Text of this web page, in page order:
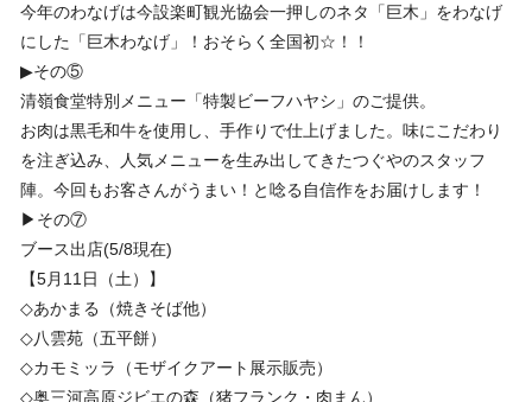
今年のわなげは今設楽町観光協会一押しのネタ「巨木」をわなげ
にした「巨木わなげ」！おそらく全国初☆！！
▶︎その⑤
清嶺食堂特別メニュー「特製ビーフハヤシ」のご提供。
お肉は黒毛和牛を使用し、手作りで仕上げました。味にこだわり
を注ぎ込み、人気メニューを生み出してきたつぐやのスタッフ
陣。今回もお客さんがうまい！と唸る自信作をお届けします！
▶︎その⑦
ブース出店(5/8現在)
【5月11日（土）】
◇あかまる（焼きそば他）
◇八雲苑（五平餅）
◇カモミッラ（モザイクアート展示販売）
◇奥三河高原ジビエの森（猪フランク・肉まん）